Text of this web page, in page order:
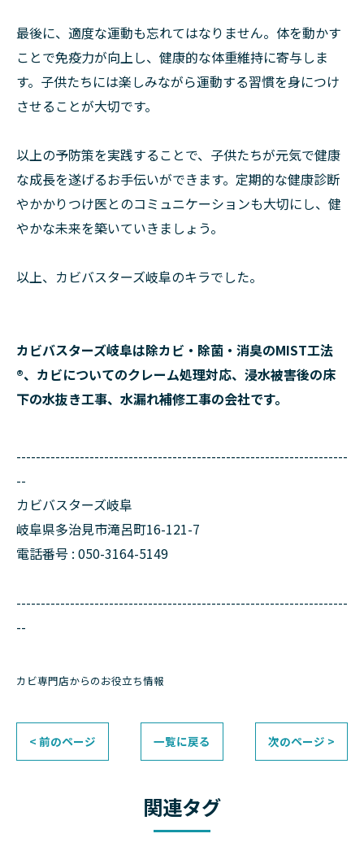
最後に、適度な運動も忘れてはなりません。体を動かす
ことで免疫力が向上し、健康的な体重維持に寄与しま
す。子供たちには楽しみながら運動する習慣を身につけ
させることが大切です。
以上の予防策を実践することで、子供たちが元気で健康
な成長を遂げるお手伝いができます。定期的な健康診断
やかかりつけ医とのコミュニケーションも大切にし、健
やかな未来を築いていきましょう。
以上、カビバスターズ岐阜のキラでした。
カビバスターズ岐阜は除カビ・除菌・消臭のMIST工法
®、カビについてのクレーム処理対応、浸水被害後の床
下の水抜き工事、水漏れ補修工事の会社です。
--------------------------------------------------------------------
--
カビバスターズ岐阜
岐阜県多治見市滝呂町16-121-7
電話番号 : 050-3164-5149
--------------------------------------------------------------------
--
カビ専門店からのお役立ち情報
< 前のページ 一覧に戻る 次のページ >
関連タグ